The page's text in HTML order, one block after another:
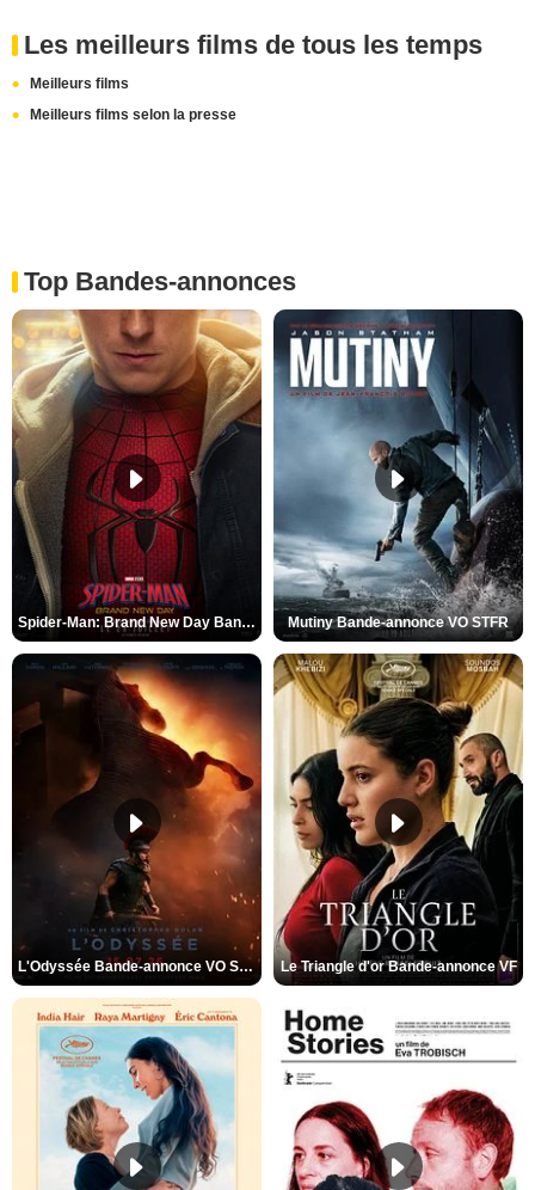
Les meilleurs films de tous les temps
Meilleurs films
Meilleurs films selon la presse
Top Bandes-annonces
Spider-Man: Brand New Day Bande-annonce VO STFR Mutiny Bande-annonce VO STFR
L'Odyssée Bande-annonce VO STFR Le Triangle d'or Bande-annonce VF